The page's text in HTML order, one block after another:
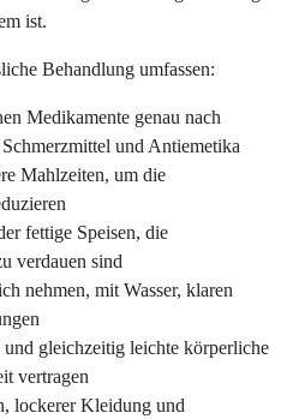
ist.
Behandlung umfassen:
Medikamente genau nach
und Antiemetika
Mahlzeiten, um die
fettige Speisen, die
verdauen sind
nehmen, mit Wasser, klaren
gleichzeitig leichte körperliche
vertragen
lockerer Kleidung und